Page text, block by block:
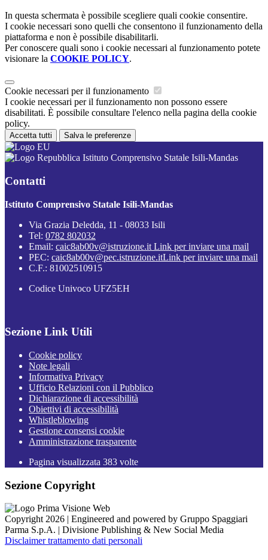
In questa schermata è possibile scegliere quali cookie consentire.
I cookie necessari sono quelli che consentono il funzionamento della
piattaforma e non è possibile disabilitarli.
Per conoscere quali sono i cookie necessari al funzionamento potete
visionare la COOKIE POLICY.
Cookie necessari per il funzionamento
I cookie necessari per il funzionamento non possono essere
disabilitati. È possibile consultare l'elenco nella pagina della cookie
policy.
Accetta tutti Salva le preferenze
Istituto Comprensivo Statale Isili-Mandas
Contatti
Istituto Comprensivo Statale Isili-Mandas
Via Grazia Deledda, 11 - 08033 Isili
Tel: 0782 802032
Email: caic8ab00v@istruzione.it Link per inviare una mail
PEC: caic8ab00v@pec.istruzione.itLink per inviare una mail
C.F.: 81002510915
Codice Univoco UFZ5EH
Sezione Link Utili
Cookie policy
Note legali
Informativa Privacy
Ufficio Relazioni con il Pubblico
Dichiarazione di accessibilità
Obiettivi di accessibilità
Whistleblowing
Gestione consensi cookie
Amministrazione trasparente
Pagina visualizzata 383 volte
Sezione Copyright
Copyright 2026 | Engineered and powered by Gruppo Spaggiari
Parma S.p.A. | Divisione Publishing & New Social Media
Disclaimer trattamento dati personali